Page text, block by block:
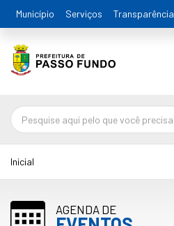
Município Serviços Transparência
Inicial
AGENDA DE